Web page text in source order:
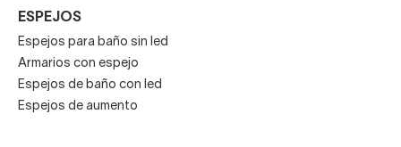
ESPEJOS
Espejos para baño sin led
Armarios con espejo
Espejos de baño con led
Espejos de aumento